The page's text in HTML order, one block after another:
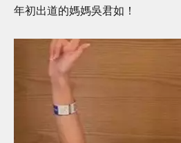
年初出道的媽媽吳君如！